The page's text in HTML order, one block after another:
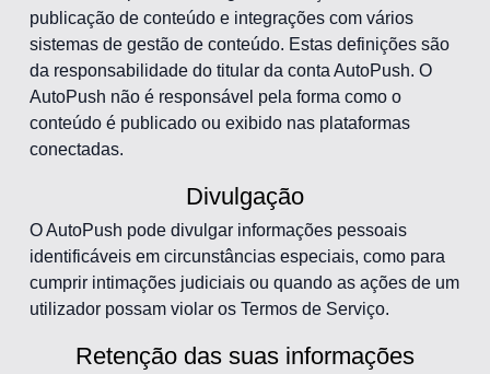
publicação de conteúdo e integrações com vários
sistemas de gestão de conteúdo. Estas definições são
da responsabilidade do titular da conta AutoPush. O
AutoPush não é responsável pela forma como o
conteúdo é publicado ou exibido nas plataformas
conectadas.
Divulgação
O AutoPush pode divulgar informações pessoais
identificáveis em circunstâncias especiais, como para
cumprir intimações judiciais ou quando as ações de um
utilizador possam violar os Termos de Serviço.
Retenção das suas informações